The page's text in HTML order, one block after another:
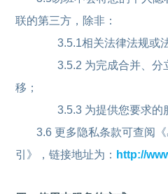
联的第三方，除非：
3.5.1相关法律法规或
3.5.2 为完成合并、分
移；
3.5.3 为提供您要求的
3.6 更多隐私条款可查阅
引》，链接地址为： http://